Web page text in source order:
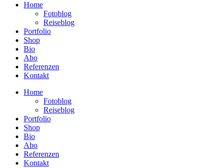
Home
Fotoblog
Reiseblog
Portfolio
Shop
Bio
Abo
Referenzen
Kontakt
Home
Fotoblog
Reiseblog
Portfolio
Shop
Bio
Abo
Referenzen
Kontakt